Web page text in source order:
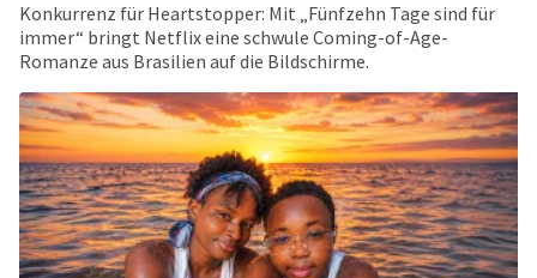
Konkurrenz für Heartstopper: Mit „Fünfzehn Tage sind für
immer“ bringt Netflix eine schwule Coming-of-Age-
Romanze aus Brasilien auf die Bildschirme.